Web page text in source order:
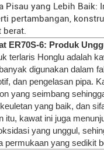
Pisau yang Lebih Baik:
pertambangan,
berat.
ER70S-6: Produk
terlaris Honglu adalah
digunakan dalam
dan pengelasan pipa.
yang seimbang
yang baik, dan
itu, kawat ini juga
yang unggul,
permukaan yang sedikit